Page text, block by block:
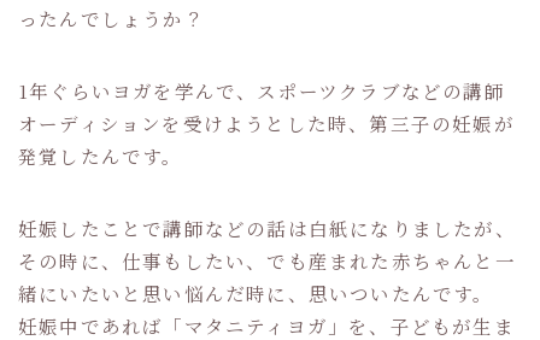
ったんでしょうか？
1年ぐらいヨガを学んで、スポーツクラブなどの講師
オーディションを受けようとした時、第三子の妊娠が
発覚したんです。
妊娠したことで講師などの話は白紙になりましたが、
その時に、仕事もしたい、でも産まれた赤ちゃんと一
緒にいたいと思い悩んだ時に、思いついたんです。
妊娠中であれば「マタニティヨガ」を、子どもが生ま